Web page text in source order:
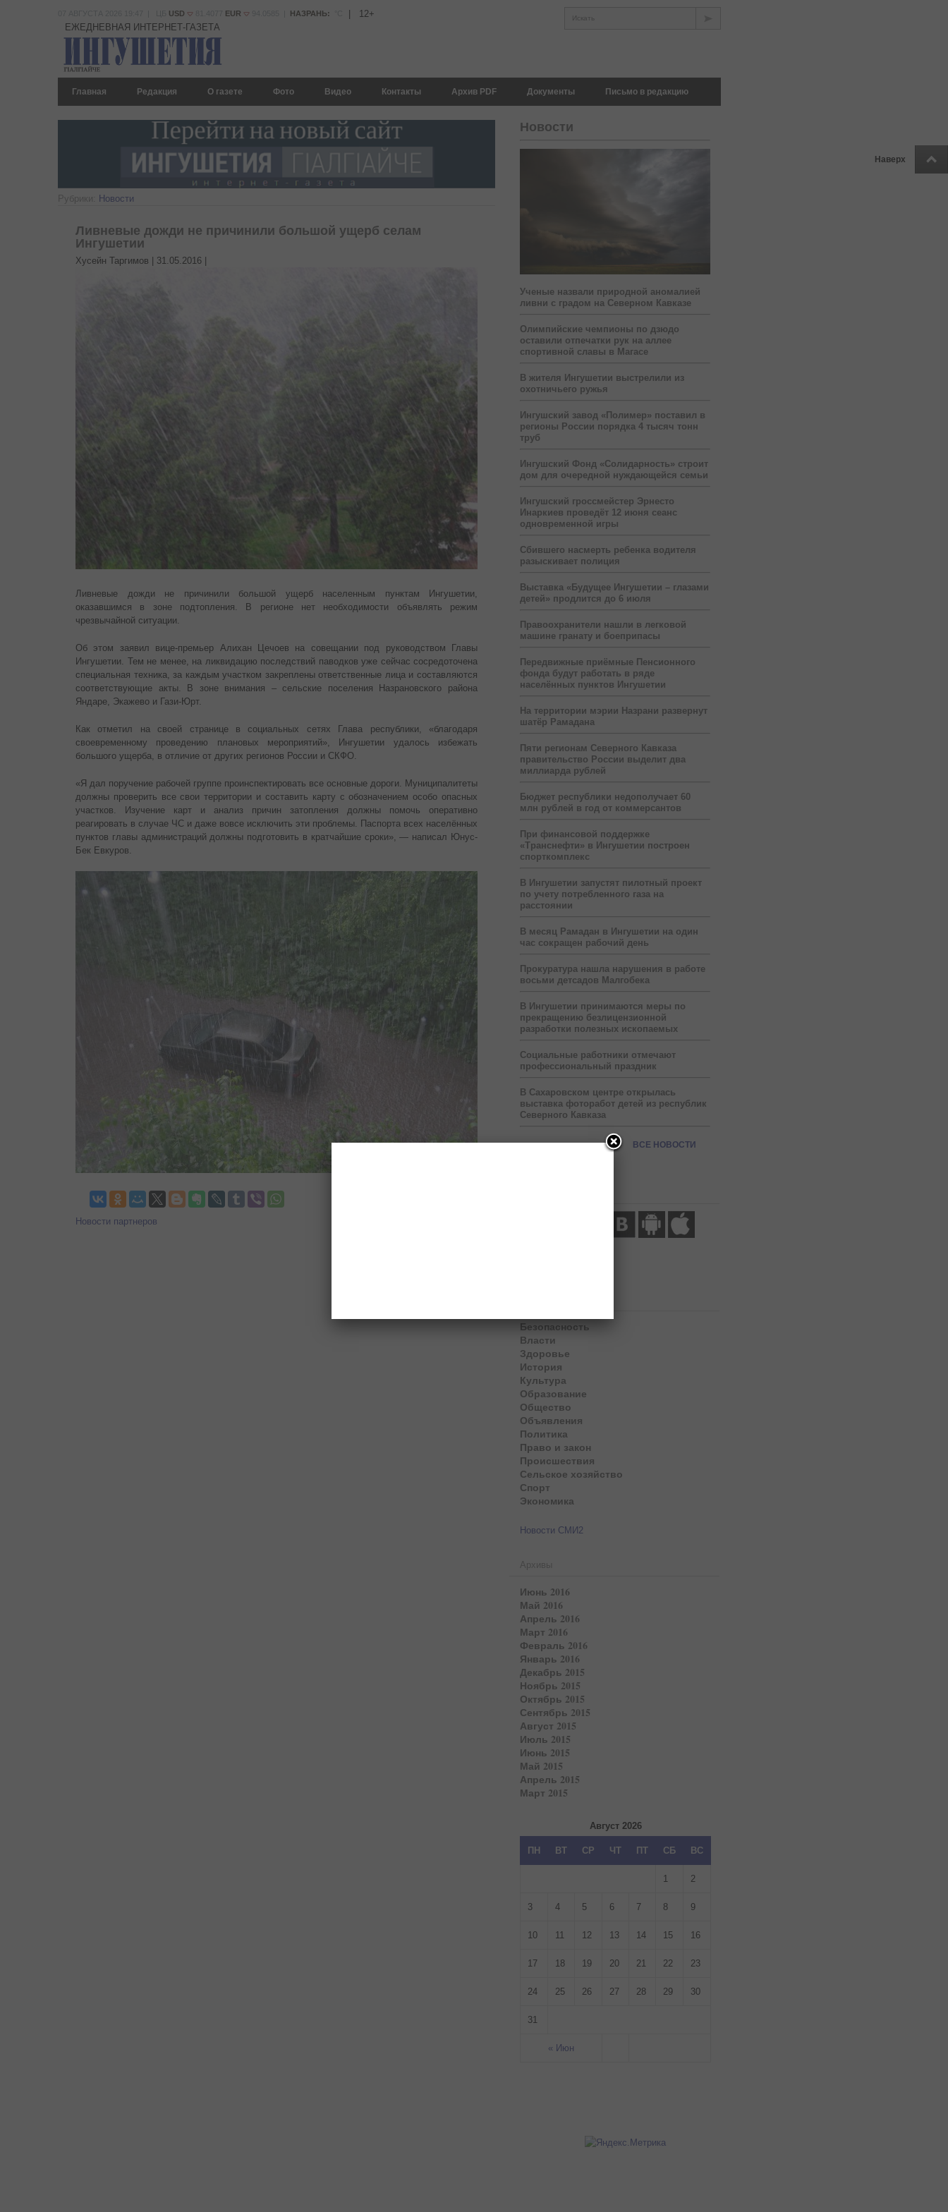
Наверх
USD EUR НАЗРАНЬ: 12+ Искать
ЕЖЕДНЕВНАЯ ИНТЕРНЕТ-ГАЗЕТА
Главная Редакция О газете Фото Видео Контакты Архив PDF Документы Письмо в редакцию
Рубрики: Новости
Ливневые дожди не причинили большой ущерб селам
Ингушетии
Хусейн Таргимов | 31.05.2016
Ливневые дожди не причинили большой ущерб населенным пунктам Ингушетии,
оказавшимся в зоне подтопления. В регионе нет необходимости объявлять режим
чрезвычайной ситуации.
Об этом заявил вице-премьер Алихан Цечоев на совещании под руководством Главы
Ингушетии. Тем не менее, на ликвидацию последствий паводков уже сейчас сосредоточена
специальная техника, за каждым участком закреплены ответственные лица и составляются
соответствующие акты. В зоне внимания – сельские поселения Назрановского района
Яндаре, Экажево и Гази-Юрт.
Как отметил на своей странице в социальных сетях Глава республики, «благодаря
своевременному проведению плановых мероприятий», Ингушетии удалось избежать
большого ущерба, в отличие от других регионов России и СКФО.
«Я дал поручение рабочей группе проинспектировать все основные дороги. Муниципалитеты
должны проверить все свои территории и составить карту с обозначением особо опасных
участков. Изучение карт и анализ причин затопления должны помочь оперативно
реагировать в случае ЧС и даже вовсе исключить эти проблемы. Паспорта всех населённых
пунктов главы администраций должны подготовить в кратчайшие сроки», — написал Юнус-
Бек Евкуров.
Новости партнеров
Новости
Ученые назвали природной аномалией
ливни с градом на Северном Кавказе
Олимпийские чемпионы по дзюдо
оставили отпечатки рук на аллее
спортивной славы в Магасе
В жителя Ингушетии выстрелили из
охотничьего ружья
Ингушский завод «Полимер» поставил в
регионы России порядка 4 тысяч тонн
труб
Ингушский Фонд «Солидарность» строит
дом для очередной нуждающейся семьи
Ингушский гроссмейстер Эрнесто
Инаркиев проведёт 12 июня сеанс
одновременной игры
Сбившего насмерть ребенка водителя
разыскивает полиция
Выставка «Будущее Ингушетии – глазами
детей» продлится до 6 июля
Правоохранители нашли в легковой
машине гранату и боеприпасы
Передвижные приёмные Пенсионного
фонда будут работать в ряде
населённых пунктов Ингушетии
На территории мэрии Назрани развернут
шатёр Рамадана
Пяти регионам Северного Кавказа
правительство России выделит два
миллиарда рублей
Бюджет республики недополучает 60
млн рублей в год от коммерсантов
При финансовой поддержке
«Транснефти» в Ингушетии построен
спорткомплекс
В Ингушетии запустят пилотный проект
по учету потребленного газа на
расстоянии
В месяц Рамадан в Ингушетии на один
час сокращен рабочий день
Прокуратура нашла нарушения в работе
восьми детсадов Малгобека
В Ингушетии принимаются меры по
прекращению безлицензионной
разработки полезных ископаемых
Социальные работники отмечают
профессиональный праздник
В Сахаровском центре открылась
выставка фоторабот детей из республик
Северного Кавказа
ВСЕ НОВОСТИ
Безопасность
Власти
Здоровье
История
Культура
Образование
Общество
Объявления
Политика
Право и закон
Происшествия
Сельское хозяйство
Спорт
Экономика
Новости СМИ2
Архивы
Июнь 2016
Май 2016
Апрель 2016
Март 2016
Февраль 2016
Январь 2016
Декабрь 2015
Ноябрь 2015
Октябрь 2015
Сентябрь 2015
Август 2015
Июль 2015
Июнь 2015
Май 2015
Апрель 2015
Март 2015
Август 2026
ПН ВТ СР ЧТ ПТ СБ ВС
« Июн
1 2
3 4 5 6 7 8 9
10 11 12 13 14 15 16
17 18 19 20 21 22 23
24 25 26 27 28 29 30
31